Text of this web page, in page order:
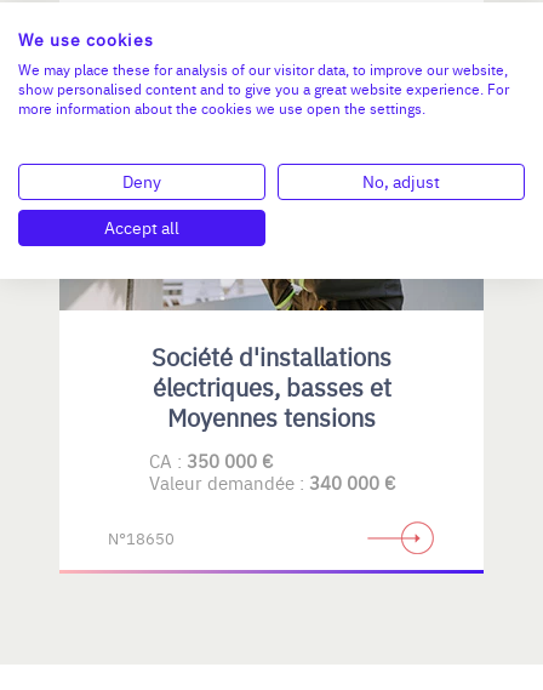
HAUTS-DE-FRANCE
Société d'installations
électriques, basses et
Moyennes tensions
CA : 350 000 €
Valeur demandée : 340 000 €
N°18650
We use cookies
We may place these for analysis of our visitor data, to improve our website,
show personalised content and to give you a great website experience. For
more information about the cookies we use open the settings.
Deny
No, adjust
Accept all